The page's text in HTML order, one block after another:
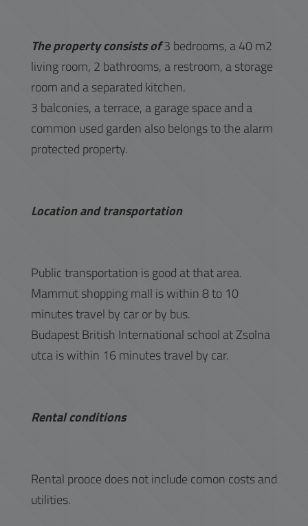
The property consists of3 bedrooms, a 40 m2
living room, 2 bathrooms, a restroom, a storage
room and a separated kitchen.
3 balconies, a terrace, a garage space and a
common used garden also belongs to the alarm
protected property.
Location and transportation
Public transportation is good at that area.
Mammut shopping mall is within 8 to 10
minutes travel by car or by bus.
Budapest British International school at Zsolna
utca is within 16 minutes travel by car.
Rental conditions
Rental prooce does not include comon costs and
utilities.